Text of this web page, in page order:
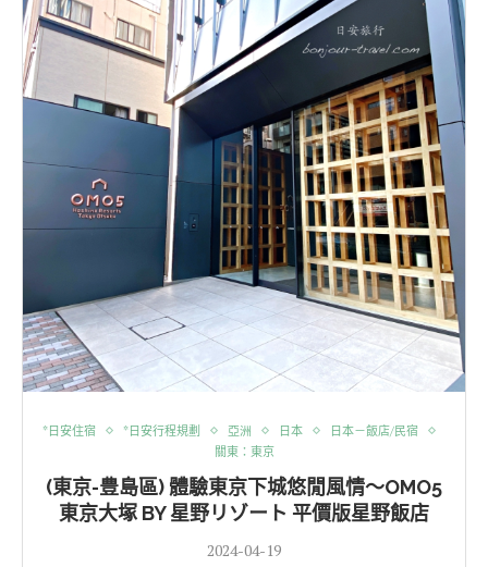
*日安住宿 *日安行程規劃 亞洲 日本
日本－飯店/民宿
關東：東京
(東京-豊島區) 體驗東京下城悠閒風情～OMO5
東京大塚 BY 星野リゾート 平價版星野飯店
2024-04-19